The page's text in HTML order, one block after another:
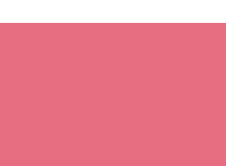
रात, डरावनी रात हम जी रहे हैं। ये कविता उस रात